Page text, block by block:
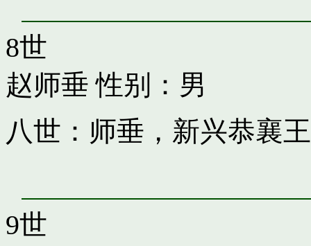
8世
赵师垂 性别：男
八世：师垂，新兴恭襄王
9世